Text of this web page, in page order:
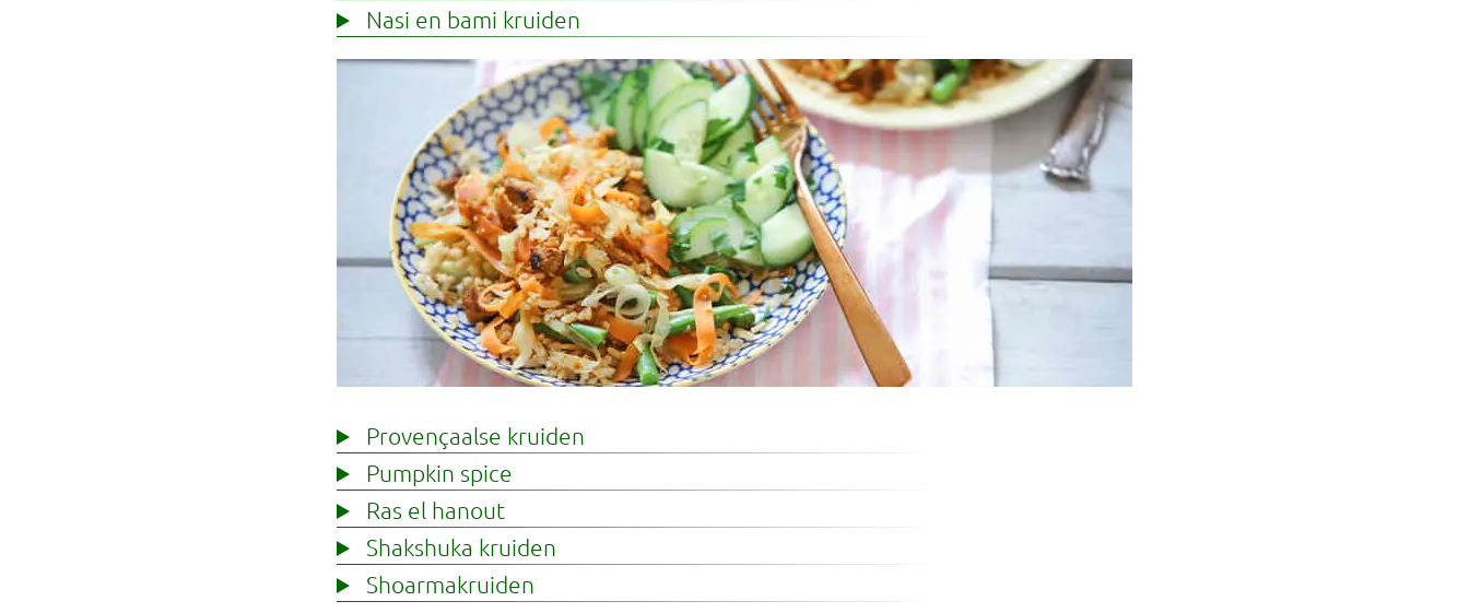
Nasi en bami kruiden
Provençaalse kruiden
Pumpkin spice
Ras el hanout
Shakshuka kruiden
Shoarmakruiden